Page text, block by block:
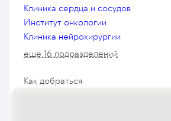
Клиника сердца и сосудов
Институт онкологии
Клиника нейрохирургии
еще 16 подразделений
Как добраться